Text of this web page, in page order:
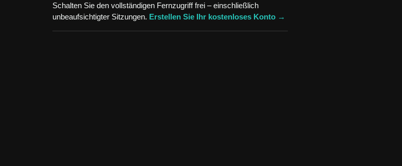
Schalten Sie den vollständigen Fernzugriff frei – einschließlich
unbeaufsichtigter Sitzungen. Erstellen Sie Ihr kostenloses Konto →